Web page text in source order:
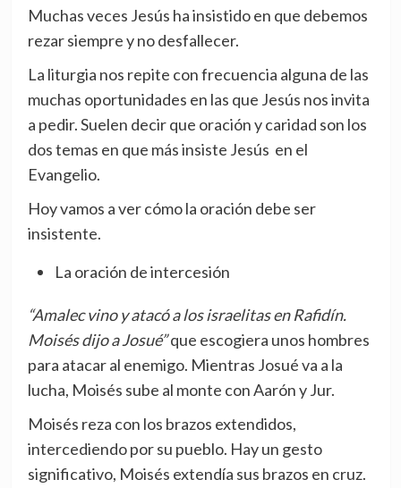
Muchas veces Jesús ha insistido en que debemos
rezar siempre y no desfallecer.
La liturgia nos repite con frecuencia alguna de las
muchas oportunidades en las que Jesús nos invita
a pedir. Suelen decir que oración y caridad son los
dos temas en que más insiste Jesús en el
Evangelio.
Hoy vamos a ver cómo la oración debe ser
insistente.
La oración de intercesión
“Amalec vino y atacó a los israelitas en Rafidín.
Moisés dijo a Josué”que escogiera unos hombres
para atacar al enemigo. Mientras Josué va a la
lucha, Moisés sube al monte con Aarón y Jur.
Moisés reza con los brazos extendidos,
intercediendo por su pueblo. Hay un gesto
significativo, Moisés extendía sus brazos en cruz.